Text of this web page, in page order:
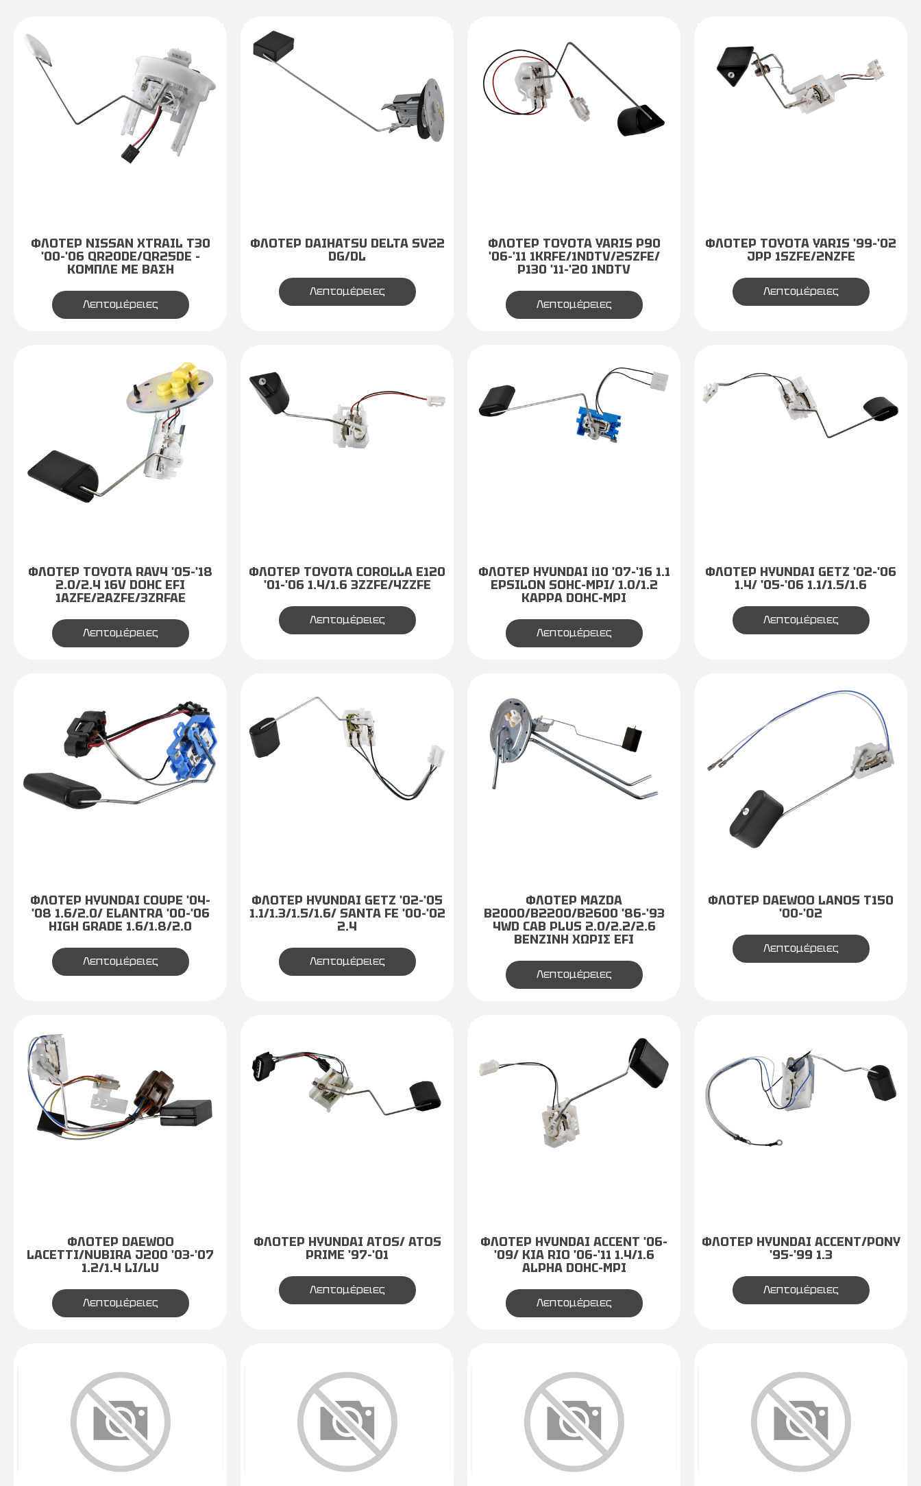
ΦΛΟΤΕΡ NISSAN XTRAIL T30
'00-'06 QR20DE/QR25DE -
ΚΟΜΠΛΕ ΜΕ ΒΑΣΗ
Λεπτομέρειες
ΦΛΟΤΕΡ DAIHATSU DELTA SV22
DG/DL
Λεπτομέρειες
ΦΛΟΤΕΡ TOYOTA YARIS P90
'06-'11 1KRFE/1NDTV/2SZFE/
P130 '11-'20 1NDTV
Λεπτομέρειες
ΦΛΟΤΕΡ TOYOTA YARIS '99-'02
JPP 1SZFE/2NZFE
Λεπτομέρειες
ΦΛΟΤΕΡ TOYOTA RAV4 '05-'18
2.0/2.4 16V DOHC EFI
1AZFE/2AZFE/3ZRFAE
Λεπτομέρειες
ΦΛΟΤΕΡ TOYOTA COROLLA E120
'01-'06 1.4/1.6 3ZZFE/4ZZFE
Λεπτομέρειες
ΦΛΟΤΕΡ HYUNDAI i10 '07-'16 1.1
EPSILON SOHC-MPI/ 1.0/1.2
KAPPA DOHC-MPI
Λεπτομέρειες
ΦΛΟΤΕΡ HYUNDAI GETZ '02-'06
1.4/ '05-'06 1.1/1.5/1.6
Λεπτομέρειες
ΦΛΟΤΕΡ HYUNDAI COUPE '04-
'08 1.6/2.0/ ELANTRA '00-'06
HIGH GRADE 1.6/1.8/2.0
Λεπτομέρειες
ΦΛΟΤΕΡ HYUNDAI GETZ '02-'05
1.1/1.3/1.5/1.6/ SANTA FE '00-'02
2.4
Λεπτομέρειες
ΦΛΟΤΕΡ MAZDA
B2000/B2200/B2600 '86-'93
4WD CAB PLUS 2.0/2.2/2.6
ΒΕΝΖΙΝΗ ΧΩΡΙΣ EFI
Λεπτομέρειες
ΦΛΟΤΕΡ DAEWOO LANOS T150
'00-'02
Λεπτομέρειες
ΦΛΟΤΕΡ DAEWOO
LACETTI/NUBIRA J200 '03-'07
1.2/1.4 LI/LU
Λεπτομέρειες
ΦΛΟΤΕΡ HYUNDAI ATOS/ ATOS
PRIME '97-'01
Λεπτομέρειες
ΦΛΟΤΕΡ HYUNDAI ACCENT '06-
'09/ KIA RIO '06-'11 1.4/1.6
ALPHA DOHC-MPI
Λεπτομέρειες
ΦΛΟΤΕΡ HYUNDAI ACCENT/PONY
'95-'99 1.3
Λεπτομέρειες